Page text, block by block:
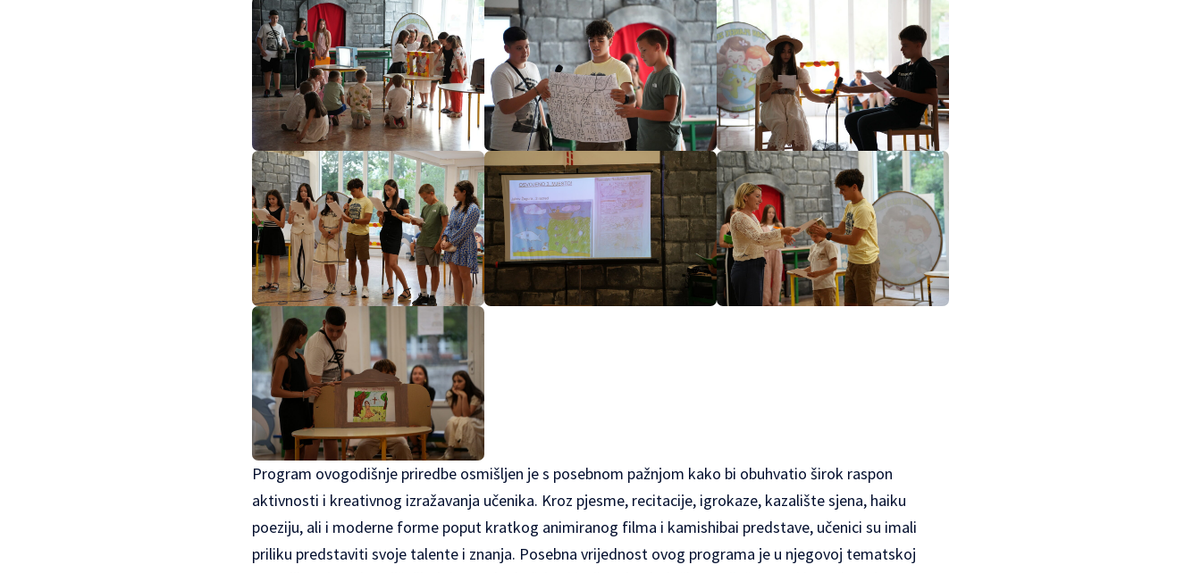
Program ovogodišnje priredbe osmišljen je s posebnom pažnjom kako bi obuhvatio širok raspon
aktivnosti i kreativnog izražavanja učenika. Kroz pjesme, recitacije, igrokaze, kazalište sjena, haiku
poeziju, ali i moderne forme poput kratkog animiranog filma i kamishibai predstave, učenici su imali
priliku predstaviti svoje talente i znanja. Posebna vrijednost ovog programa je u njegovoj tematskoj